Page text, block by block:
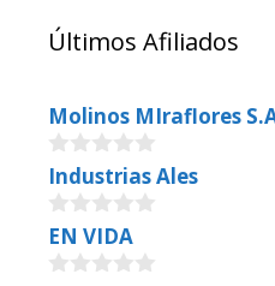
Últimos Afiliados
Molinos MIraflores
0
o
u
t
o
f
Industrias Ales
0
o
u
EN VIDA